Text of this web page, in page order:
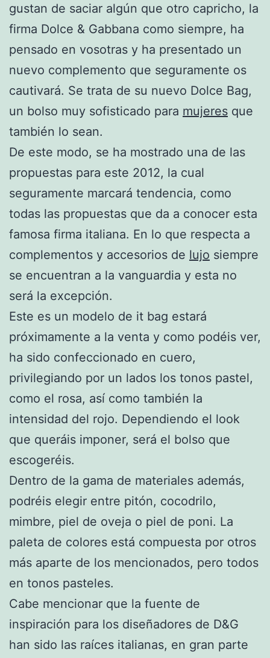
gustan de saciar algún que otro capricho, la
firma Dolce & Gabbana como siempre, ha
pensado en vosotras y ha presentado un
nuevo complemento que seguramente os
cautivará. Se trata de su nuevo Dolce Bag,
un bolso muy sofisticado para mujeres que
también lo sean.
De este modo, se ha mostrado una de las
propuestas para este 2012, la cual
seguramente marcará tendencia, como
todas las propuestas que da a conocer esta
famosa firma italiana. En lo que respecta a
complementos y accesorios de lujo siempre
se encuentran a la vanguardia y esta no
será la excepción.
Este es un modelo de it bag estará
próximamente a la venta y como podéis ver,
ha sido confeccionado en cuero,
privilegiando por un lados los tonos pastel,
como el rosa, así como también la
intensidad del rojo. Dependiendo el look
que queráis imponer, será el bolso que
escogeréis.
Dentro de la gama de materiales además,
podréis elegir entre pitón, cocodrilo,
mimbre, piel de oveja o piel de poni. La
paleta de colores está compuesta por otros
más aparte de los mencionados, pero todos
en tonos pasteles.
Cabe mencionar que la fuente de
inspiración para los diseñadores de D&G
han sido las raíces italianas, en gran parte